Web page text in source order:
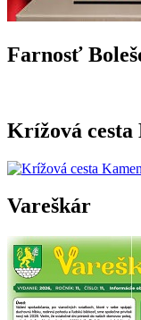
Farnosť
Krížová cesta
Vareškár